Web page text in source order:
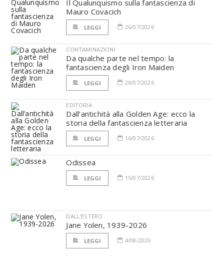
Il Qualunquismo sulla fantascienza di
Mauro Covacich
LEGGI 26/07/2026
CONTAMINAZIONI
Da qualche parte nel tempo: la
fantascienza degli Iron Maiden
LEGGI 26/07/2026
EDITORIA
Dall’antichità alla Golden Age: ecco la
storia della fantascienza letteraria
LEGGI 16/07/2026
Odissea
LEGGI 15/07/2026
DALL'ESTERO
Jane Yolen, 1939-2026
LEGGI 4/08/2026